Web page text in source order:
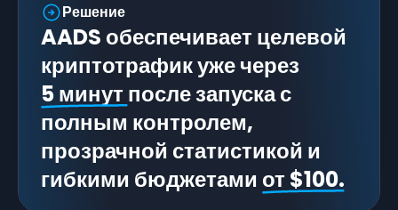
Решение
AADS обеспечивает целевой
криптотрафик уже через
5 минут после запуска с
полным контролем,
прозрачной статистикой и
гибкими бюджетами от $100.